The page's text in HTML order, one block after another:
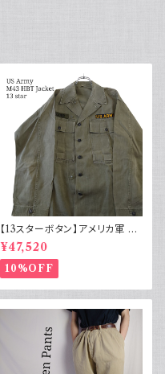
【13スターボタン】アメリカ軍 M
43 HBT ジャケット パッチ 軍物
実物
¥47,520
10%OFF